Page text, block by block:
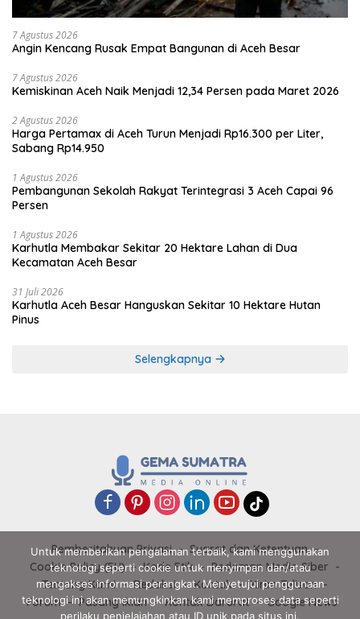
7 Agustus 2026
Angin Kencang Rusak Empat Bangunan di Aceh Besar
7 Agustus 2026
Kemiskinan Aceh Naik Menjadi 12,34 Persen pada Maret 2026
2 Agustus 2026
Harga Pertamax di Aceh Turun Menjadi Rp16.300 per Liter,
Sabang Rp14.950
1 Agustus 2026
Pembangunan Sekolah Rakyat Terintegrasi 3 Aceh Capai 96
Persen
1 Agustus 2026
Karhutla Membakar Sekitar 20 Hektare Lahan di Dua
Kecamatan Aceh Besar
31 Juli 2026
Karhutla Aceh Besar Hanguskan Sekitar 10 Hektare Hutan
Pinus
Selengkapnya
Pemberitahuan Privasi
Syarat dan Ketentuan
Cookie Policy (EU)
Kode Etik
Pedoman Media Siber
Tentang Kami
Redaksi Kontak
Kirim Tulisan
Forum
Pasang Iklan Kontak Darurat
Google News
Untuk memberikan pengalaman terbaik, kami menggunakan
teknologi seperti cookie untuk menyimpan dan/atau
mengakses informasi perangkat. Menyetujui penggunaan
teknologi ini akan memungkinkan kami memproses data seperti
perilaku penjelajahan atau ID unik pada situs ini.